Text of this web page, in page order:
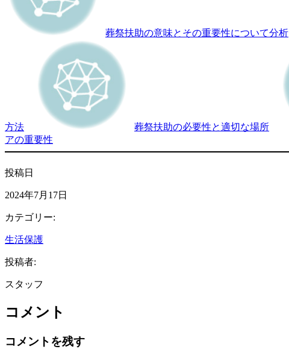
葬祭扶助の意味とその重要性について分析
方法 葬祭扶助の必要性と適切な場所
アの重要性
投稿日
2024年7月17日
カテゴリー:
生活保護
投稿者:
スタッフ
コメント
コメントを残す